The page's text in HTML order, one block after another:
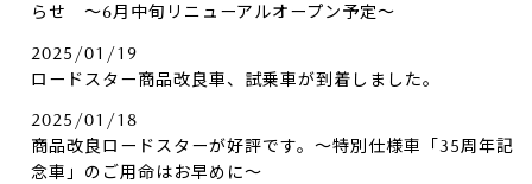
らせ ～6月中旬リニューアルオープン予定～
2025/01/19
ロードスター商品改良車、試乗車が到着しました。
2025/01/18
商品改良ロードスターが好評です。～特別仕様車「35周年記
念車」のご用命はお早めに～